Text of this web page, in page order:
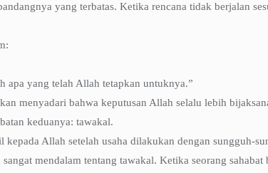
yang terbatas. Ketika rencana tidak berjalan
apa yang telah Allah tetapkan untuknya.”
menyadari bahwa keputusan Allah selalu lebih
keduanya: tawakal.
Allah setelah usaha dilakukan dengan sungguh-
mendalam tentang tawakal. Ketika seorang